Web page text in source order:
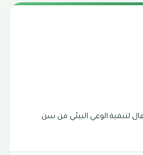
لتنمية الوعي البيئي من سن